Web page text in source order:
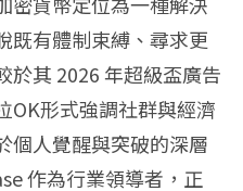
既有體制束縛、尋求更
於其 2026 年超級盃廣告
OK形式強調社群與經濟
個人覺醒與突破的深層
作為行業領導者，正